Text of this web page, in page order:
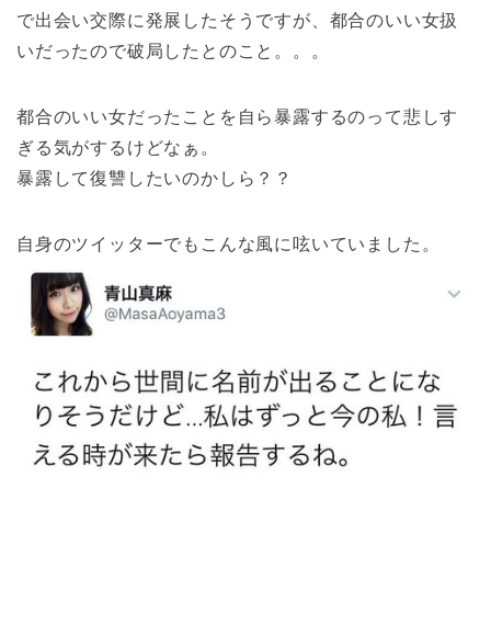
で出会い交際に発展したそうですが、都合のいい女扱
いだったので破局したとのこと。。。
都合のいい女だったことを自ら暴露するのって悲しす
ぎる気がするけどなぁ。
暴露して復讐したいのかしら？？
自身のツイッターでもこんな風に呟いていました。